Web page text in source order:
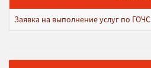
Заявка на выполнение услуг по ГОЧС